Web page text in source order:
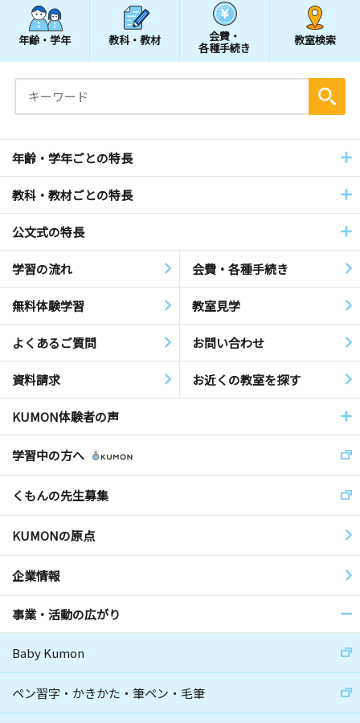
年齢・学年 教科・教材 会費・
各種手続き
教室検索
年齢・学年ごとの特長
教科・教材ごとの特長
公文式の特長
学習の流れ 会費・各種手続き
無料体験学習 教室見学
よくあるご質問 お問い合わせ
資料請求 お近くの教室を探す
KUMON体験者の声
学習中の方へ
くもんの先生募集
KUMONの原点
企業情報
事業・活動の広がり
Baby Kumon
ペン習字・かきかた・筆ペン・毛筆